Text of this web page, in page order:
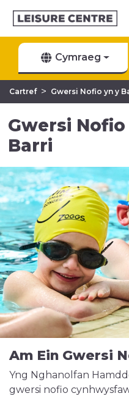
Cymraeg
Cartref > Gwersi Nofio yn y
Gwersi
Barri
Am Ein Gwersi
Yng Nghanolfan
gwersi nofio